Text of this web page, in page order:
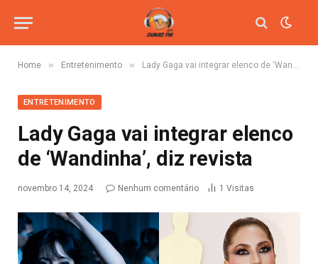
Home » Entretenimento » Lady Gaga vai integrar elenco de ‘Wandinha’, diz revista
ENTRETENIMENTO
Lady Gaga vai integrar elenco
de ‘Wandinha’, diz revista
novembro 14, 2024 Nenhum comentário 1 Visitas